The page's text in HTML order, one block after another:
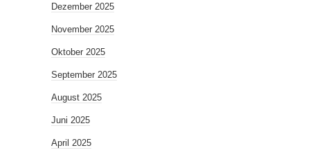
Dezember 2025
November 2025
Oktober 2025
September 2025
August 2025
Juni 2025
April 2025